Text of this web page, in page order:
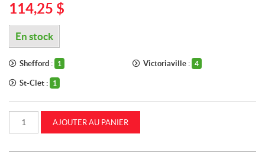
114,25 $
En stock
Shefford : 1 Victoriaville : 4
St-Clet : 1
1:16
Case
AJOUTER AU PANIER